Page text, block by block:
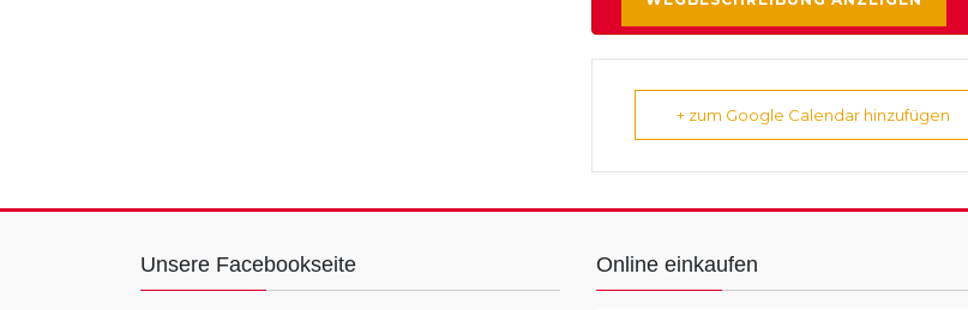
+ zum Google Calendar hinzufügen
Unsere Facebookseite Online einkaufen